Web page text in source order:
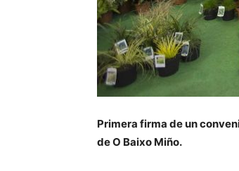
Primera firma de un
de O Baixo Miño.